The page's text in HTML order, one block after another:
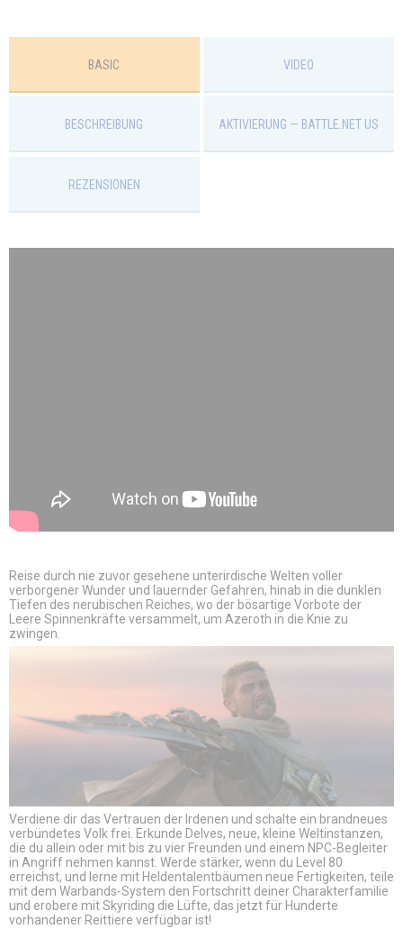
BASIC VIDEO
BESCHREIBUNG AKTIVIERUNG — BATTLE.NET US
REZENSIONEN
Reise durch nie zuvor gesehene unterirdische Welten voller
verborgener Wunder und lauernder Gefahren, hinab in die dunklen
Tiefen des nerubischen Reiches, wo der bösartige Vorbote der
Leere Spinnenkräfte versammelt, um Azeroth in die Knie zu
zwingen.
Verdiene dir das Vertrauen der Irdenen und schalte ein brandneues
verbündetes Volk frei. Erkunde Delves, neue, kleine Weltinstanzen,
die du allein oder mit bis zu vier Freunden und einem NPC-Begleiter
in Angriff nehmen kannst. Werde stärker, wenn du Level 80
erreichst, und lerne mit Heldentalentbäumen neue Fertigkeiten, teile
mit dem Warbands-System den Fortschritt deiner Charakterfamilie
und erobere mit Skyriding die Lüfte, das jetzt für Hunderte
vorhandener Reittiere verfügbar ist!